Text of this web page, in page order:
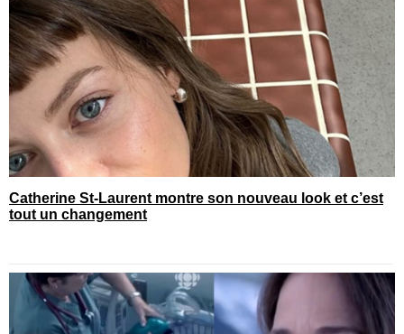
Catherine St-Laurent montre son nouveau look et c’est
tout un changement